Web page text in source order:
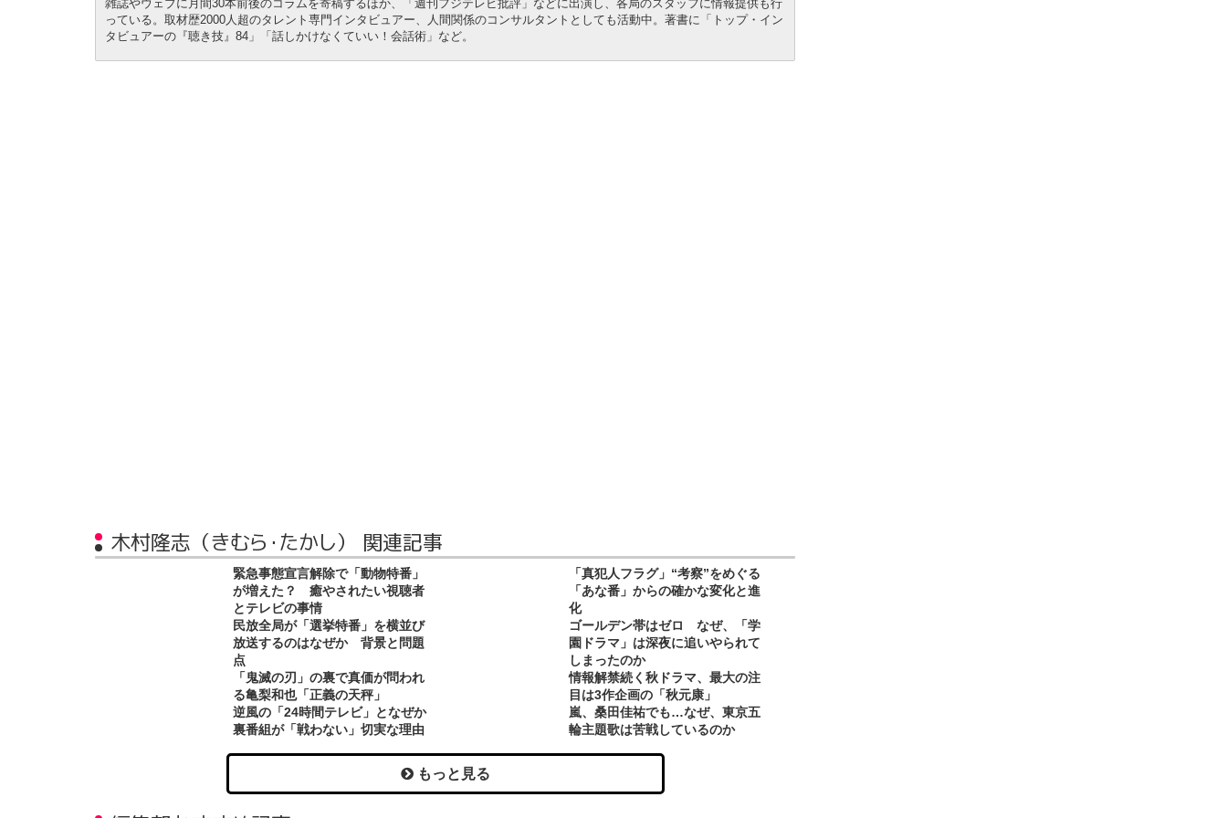
雑誌やウェブに月間30本前後のコラムを寄稿するほか、「週刊フジテレビ批評」などに出演し、各局のスタッフに情報提供も行
っている。取材歴2000人超のタレント専門インタビュアー、人間関係のコンサルタントとしても活動中。著書に「トップ・イン
タビュアーの『聴き技』84」「話しかけなくていい！会話術」など。
木村隆志（きむら・たかし） 関連記事
緊急事態宣言解除で「動物特番」
が増えた？ 癒やされたい視聴者
とテレビの事情
「真犯人フラグ」“考察”をめぐる
「あな番」からの確かな変化と進
化
民放全局が「選挙特番」を横並び
放送するのはなぜか 背景と問題
点
ゴールデン帯はゼロ なぜ、「学
園ドラマ」は深夜に追いやられて
しまったのか
「鬼滅の刃」の裏で真価が問われ
る亀梨和也「正義の天秤」
情報解禁続く秋ドラマ、最大の注
目は3作企画の「秋元康」
逆風の「24時間テレビ」となぜか
裏番組が「戦わない」切実な理由
嵐、桑田佳祐でも…なぜ、東京五
輪主題歌は苦戦しているのか
もっと見る